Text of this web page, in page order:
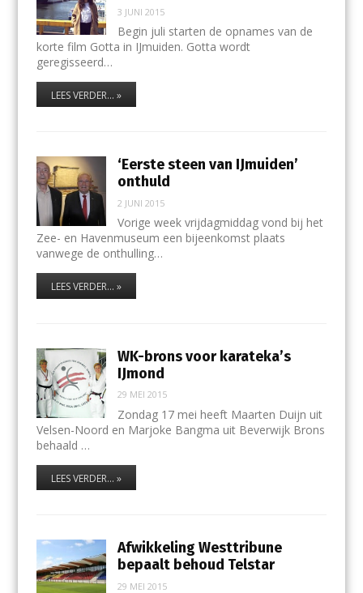
3 JUNI 2015
Begin juli starten de opnames van de
korte film Gotta in IJmuiden. Gotta wordt
geregisseerd…
LEES VERDER... »
‘Eerste steen van IJmuiden’
onthuld
2 JUNI 2015
Vorige week vrijdagmiddag vond bij het
Zee- en Havenmuseum een bijeenkomst plaats
vanwege de onthulling…
LEES VERDER... »
WK-brons voor karateka’s
IJmond
29 MEI 2015
Zondag 17 mei heeft Maarten Duijn uit
Velsen-Noord en Marjoke Bangma uit Beverwijk Brons
behaald …
LEES VERDER... »
Afwikkeling Westtribune
bepaalt behoud Telstar
29 MEI 2015